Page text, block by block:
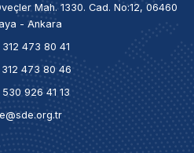
Mah. 1330. Cad. No:12, 06460
- Ankara
473 80 41
473 80 46
926 41 13